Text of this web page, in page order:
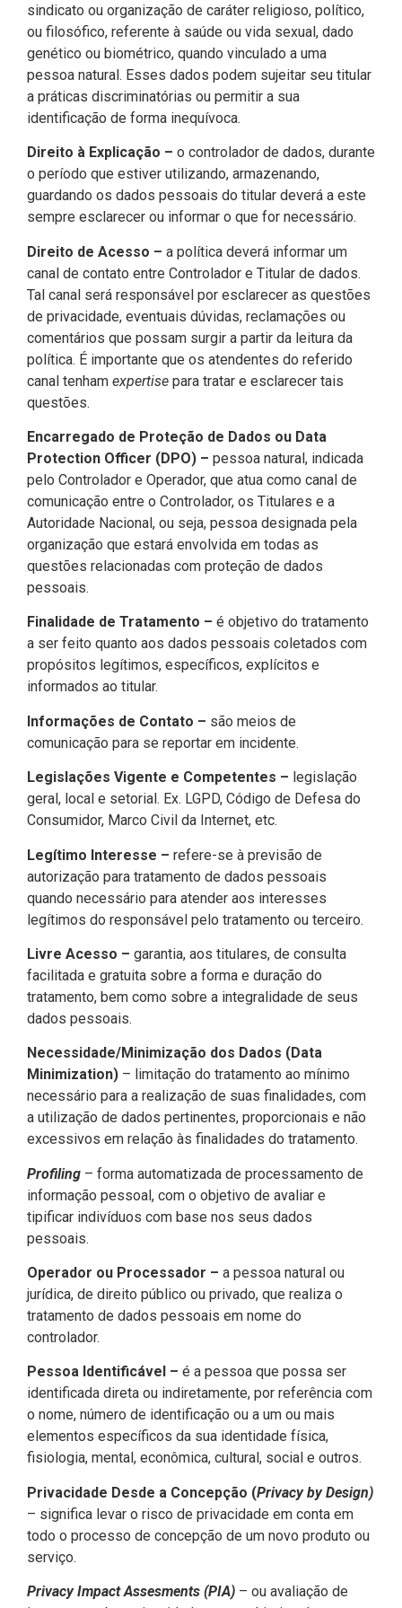
sindicato ou organização de caráter religioso, político,
ou filosófico, referente à saúde ou vida sexual, dado
genético ou biométrico, quando vinculado a uma
pessoa natural. Esses dados podem sujeitar seu titular
a práticas discriminatórias ou permitir a sua
identificação de forma inequívoca.
Direito à Explicação – o controlador de dados, durante
o período que estiver utilizando, armazenando,
guardando os dados pessoais do titular deverá a este
sempre esclarecer ou informar o que for necessário.
Direito de Acesso – a política deverá informar um
canal de contato entre Controlador e Titular de dados.
Tal canal será responsável por esclarecer as questões
de privacidade, eventuais dúvidas, reclamações ou
comentários que possam surgir a partir da leitura da
política. É importante que os atendentes do referido
canal tenham expertise para tratar e esclarecer tais
questões.
Encarregado de Proteção de Dados ou Data
Protection Officer (DPO) – pessoa natural, indicada
pelo Controlador e Operador, que atua como canal de
comunicação entre o Controlador, os Titulares e a
Autoridade Nacional, ou seja, pessoa designada pela
organização que estará envolvida em todas as
questões relacionadas com proteção de dados
pessoais.
Finalidade de Tratamento – é objetivo do tratamento
a ser feito quanto aos dados pessoais coletados com
propósitos legítimos, específicos, explícitos e
informados ao titular.
Informações de Contato – são meios de
comunicação para se reportar em incidente.
Legislações Vigente e Competentes – legislação
geral, local e setorial. Ex. LGPD, Código de Defesa do
Consumidor, Marco Civil da Internet, etc.
Legítimo Interesse – refere-se à previsão de
autorização para tratamento de dados pessoais
quando necessário para atender aos interesses
legítimos do responsável pelo tratamento ou terceiro.
Livre Acesso – garantia, aos titulares, de consulta
facilitada e gratuita sobre a forma e duração do
tratamento, bem como sobre a integralidade de seus
dados pessoais.
Necessidade/Minimização dos Dados (Data
Minimization) – limitação do tratamento ao mínimo
necessário para a realização de suas finalidades, com
a utilização de dados pertinentes, proporcionais e não
excessivos em relação às finalidades do tratamento.
Profiling – forma automatizada de processamento de
informação pessoal, com o objetivo de avaliar e
tipificar indivíduos com base nos seus dados
pessoais.
Operador ou Processador – a pessoa natural ou
jurídica, de direito público ou privado, que realiza o
tratamento de dados pessoais em nome do
controlador.
Pessoa Identificável – é a pessoa que possa ser
identificada direta ou indiretamente, por referência com
o nome, número de identificação ou a um ou mais
elementos específicos da sua identidade física,
fisiologia, mental, econômica, cultural, social e outros.
Privacidade Desde a Concepção (Privacy by Design)
– significa levar o risco de privacidade em conta em
todo o processo de concepção de um novo produto ou
serviço.
Privacy Impact Assesments (PIA) – ou avaliação de